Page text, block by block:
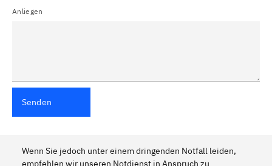
Anliegen
Senden
Wenn Sie jedoch unter einem dringenden Notfall leiden,
empfehlen wir unseren Notdienst in Anspruch zu